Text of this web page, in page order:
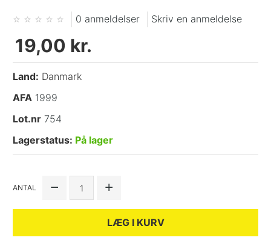
0 anmeldelser Skriv en anmeldelse
19,00 kr.
Land: Danmark
AFA 1999
Lot.nr 754
Lagerstatus: På lager
ANTAL
LÆG I KURV